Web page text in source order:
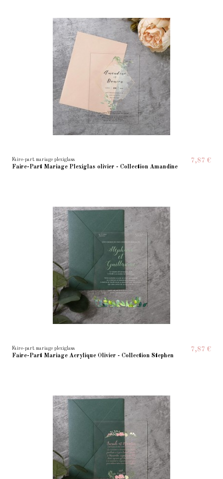
Faire-part mariage plexiglass
Faire-Part Mariage Plexiglas olivier - Collection Amandine
7,87 €
Faire-part mariage plexiglass
Faire-Part Mariage Acrylique Olivier - Collection Stephen
7,87 €